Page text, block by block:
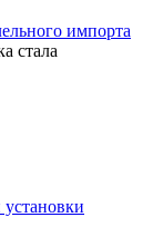
импорта
стала